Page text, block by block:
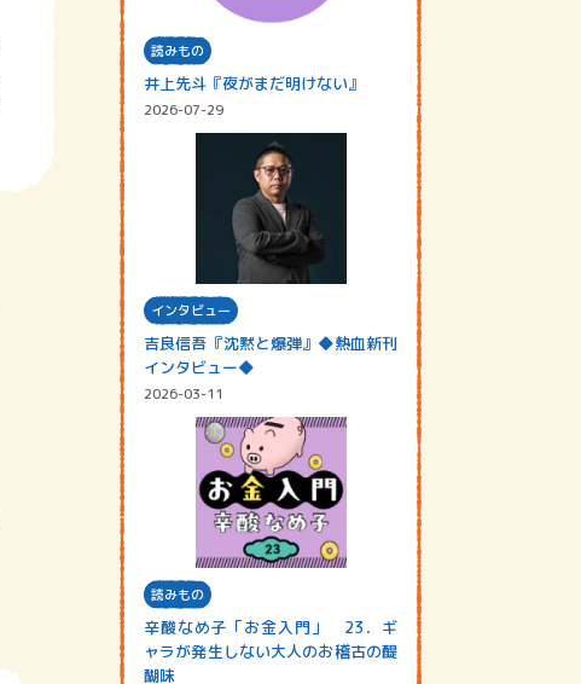
読みもの
井上先斗『夜がまだ明けない』
2026-07-29
インタビュー
吉良信吾『沈黙と爆弾』◆熱血新刊
インタビュー◆
2026-03-11
読みもの
辛酸なめ子「お金入門」 23．ギ
ャラが発生しない大人のお稽古の醍
醐味